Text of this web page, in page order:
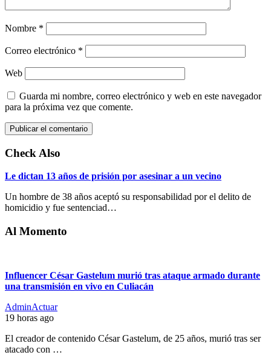
Nombre *
Correo electrónico *
Web
Guarda mi nombre, correo electrónico y web en este navegador
para la próxima vez que comente.
Check Also
Le dictan 13 años de prisión por asesinar a un vecino
Un hombre de 38 años aceptó su responsabilidad por el delito de
homicidio y fue sentenciad…
Al Momento
Influencer César Gastelum murió tras ataque armado durante
una transmisión en vivo en Culiacán
AdminActuar
19 horas ago
El creador de contenido César Gastelum, de 25 años, murió tras ser
atacado con …